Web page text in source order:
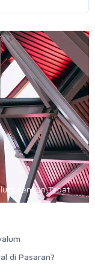
dengan Tepat
di Pasaran?